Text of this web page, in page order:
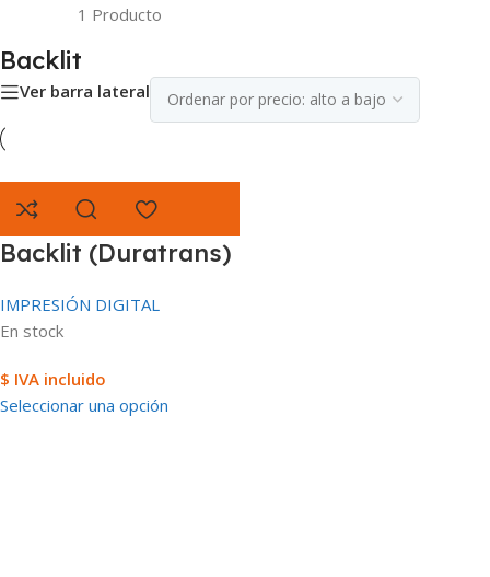
1 Producto
Backlit
Ver barra lateral
Backlit (Duratrans)
IMPRESIÓN DIGITAL
En stock
$ IVA incluido
Seleccionar una opción